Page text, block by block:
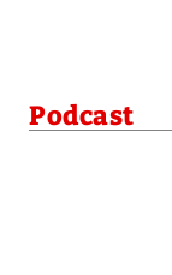
Podcast